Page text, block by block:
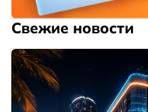
Свежие новости